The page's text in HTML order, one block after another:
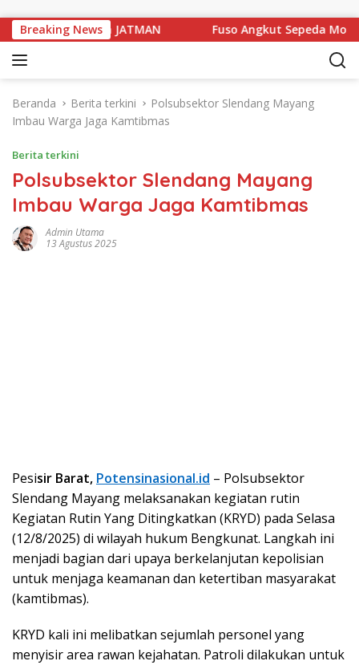
Breaking News
Triwulan JATMAN Fuso Angkut Sepeda Motor
Beranda Berita terkini
Polsubsektor Slendang Mayang
Imbau Warga Jaga Kamtibmas
Berita terkini
Polsubsektor Slendang Mayang
Imbau Warga Jaga Kamtibmas
Admin Utama
13 Agustus 2025
Pesisir Barat, Potensinasional.id – Polsubsektor
Slendang Mayang melaksanakan kegiatan rutin
Kegiatan Rutin Yang Ditingkatkan (KRYD) pada Selasa
(12/8/2025) di wilayah hukum Bengkunat. Langkah ini
menjadi bagian dari upaya berkelanjutan kepolisian
untuk menjaga keamanan dan ketertiban masyarakat
(kamtibmas).
KRYD kali ini melibatkan sejumlah personel yang
menyisir area rawan kejahatan. Patroli dilakukan untuk